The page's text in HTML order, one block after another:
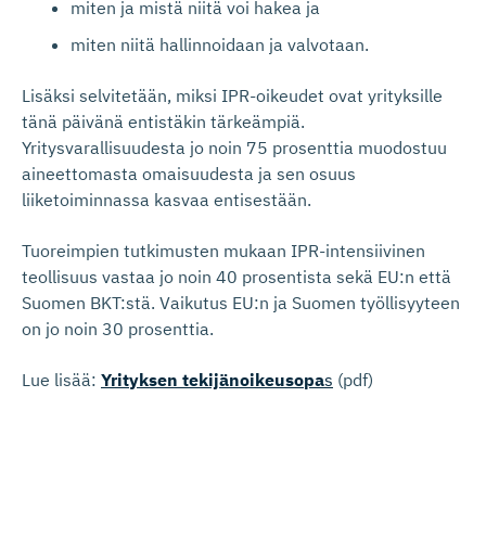
miten ja mistä niitä voi hakea ja
miten niitä hallinnoidaan ja valvotaan.
Lisäksi selvitetään, miksi IPR-oikeudet ovat yrityksille
tänä päivänä entistäkin tärkeämpiä.
Yritysvarallisuudesta jo noin 75 prosenttia muodostuu
aineettomasta omaisuudesta ja sen osuus
liiketoiminnassa kasvaa entisestään.
Tuoreimpien tutkimusten mukaan IPR-intensiivinen
teollisuus vastaa jo noin 40 prosentista sekä EU:n että
Suomen BKT:stä. Vaikutus EU:n ja Suomen työllisyyteen
on jo noin 30 prosenttia.
Lue lisää: Yrityksen tekijänoikeusopas (pdf)